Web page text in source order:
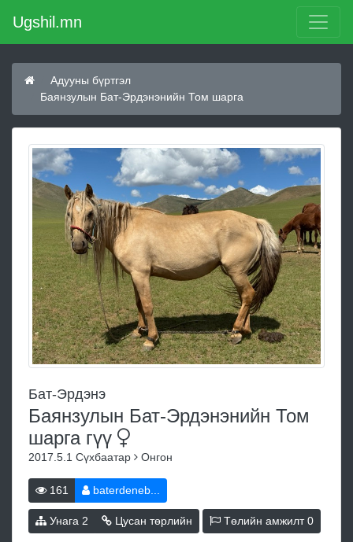
Ugshil.mn
Адууны бүртгэл
Баянзулын Бат-Эрдэнэнийн Том шарга
Бат-Эрдэнэ
Баянзулын Бат-Эрдэнэнийн Том
шарга гүү
2017.5.1 Сүхбаатар Онгон
161 baterdeneb...
Унага 2 Цусан төрлийн Төлийн амжилт0